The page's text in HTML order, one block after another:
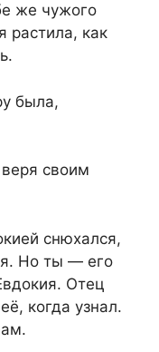
же чужого
растила, как
была,
своим
снюхался,
Но ты — его
Отец
когда узнал.